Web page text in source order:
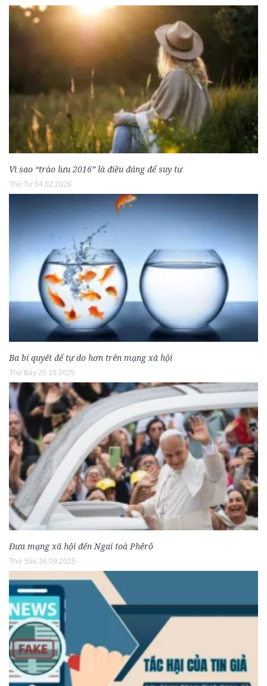
Vì sao “trào lưu 2016” là điều đáng để suy tư
Thứ Tư 04.02.2026
Ba bí quyết để tự do hơn trên mạng xã hội
Thứ Bảy 25.10.2025
Đưa mạng xã hội đến Ngai toà Phêrô
Thứ Sáu 26.09.2025